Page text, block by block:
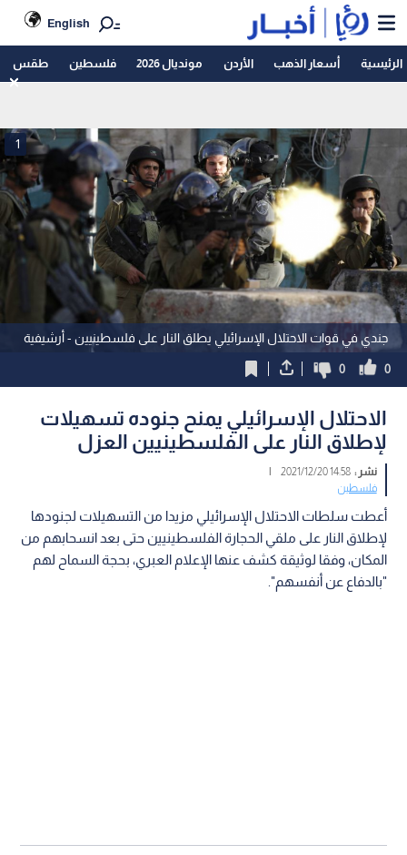
English
الرئيسية أسعار الذهب الأردن مونديال 2026 فلسطين طقس
جندي في قوات الاحتلال الإسرائيلي يطلق النار على فلسطينيين - أرشيفية
1
0
0
الاحتلال الإسرائيلي يمنح جنوده تسهيلات
لإطلاق النار على الفلسطينيين العزل
نشر :14:58 2021/12/20
|
فلسطين
أعطت سلطات الاحتلال الإسرائيلي مزيدا من التسهيلات لجنودها
لإطلاق النار على ملقي الحجارة الفلسطينيين حتى بعد انسحابهم من
المكان، وفقا لوثيقة كشف عنها الإعلام العبري، بحجة السماح لهم
"بالدفاع عن أنفسهم".